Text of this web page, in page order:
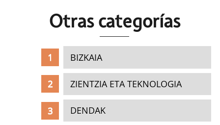
Otras categorías
BIZKAIA
ZIENTZIA ETA TEKNOLOGIA
DENDAK